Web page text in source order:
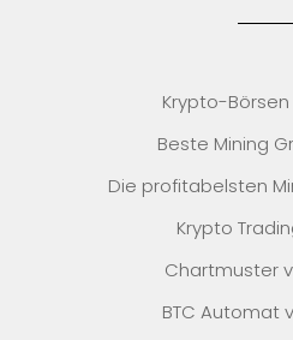
Krypto-
Beste Mining
Die profitabelsten
Krypto
Chartmuster
BTC Automat